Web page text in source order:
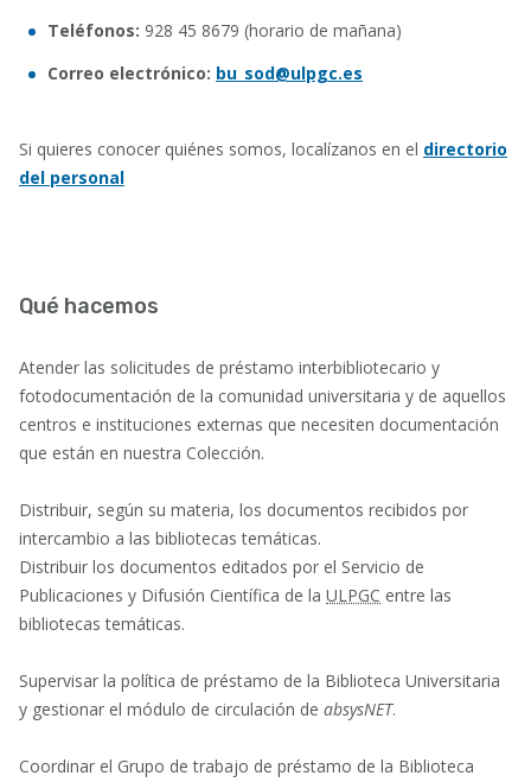
Teléfonos: 928 45 8679 (horario de mañana)
Correo electrónico: bu_sod@ulpgc.es
Si quieres conocer quiénes somos, localízanos en el directorio
del personal
Qué hacemos
Atender las solicitudes de préstamo interbibliotecario y
fotodocumentación de la comunidad universitaria y de aquellos
centros e instituciones externas que necesiten documentación
que están en nuestra Colección.
Distribuir, según su materia, los documentos recibidos por
intercambio a las bibliotecas temáticas.
Distribuir los documentos editados por el Servicio de
Publicaciones y Difusión Científica de la ULPGC entre las
bibliotecas temáticas.
Supervisar la política de préstamo de la Biblioteca Universitaria
y gestionar el módulo de circulación de absysNET.
Coordinar el Grupo de trabajo de préstamo de la Biblioteca